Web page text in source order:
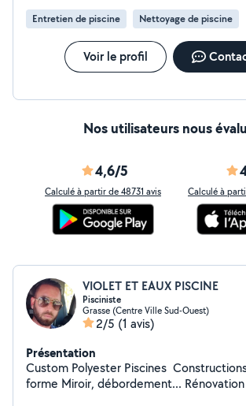
Entretien de piscine Nettoyage de piscine
Voir le profil
Nos utilisateurs nous
4,6/5
Calculé à partir de 48731 avis Calculé à
VIOLET ET EAUX PISCINE
Pisciniste
Grasse (Centre Ville Sud-Ouest)
2/5 (1 avis)
Présentation
Custom Polyester Piscines Constructions piscines toute
forme Miroir, débordement... Rénovation Part